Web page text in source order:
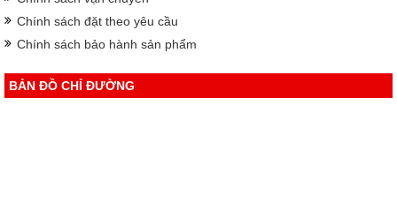
Chính sách đặt theo yêu cầu
Chính sách bảo hành sản phẩm
BẢN ĐỒ CHỈ ĐƯỜNG